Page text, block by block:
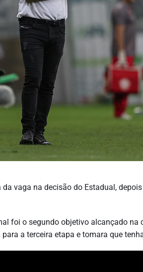
vaga na decisão do Estadual,
foi o segundo objetivo alcançado na
a terceira etapa e tomara que